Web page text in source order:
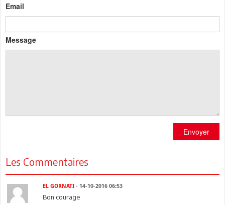
Email
Message
Envoyer
Les Commentaires
EL GORNATI - 14-10-2016 06:53
Bon courage